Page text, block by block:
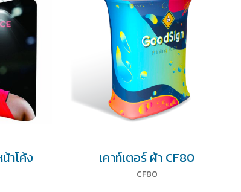
าโค้ง เคาท์เตอร์ ผ้า CF80
CF80